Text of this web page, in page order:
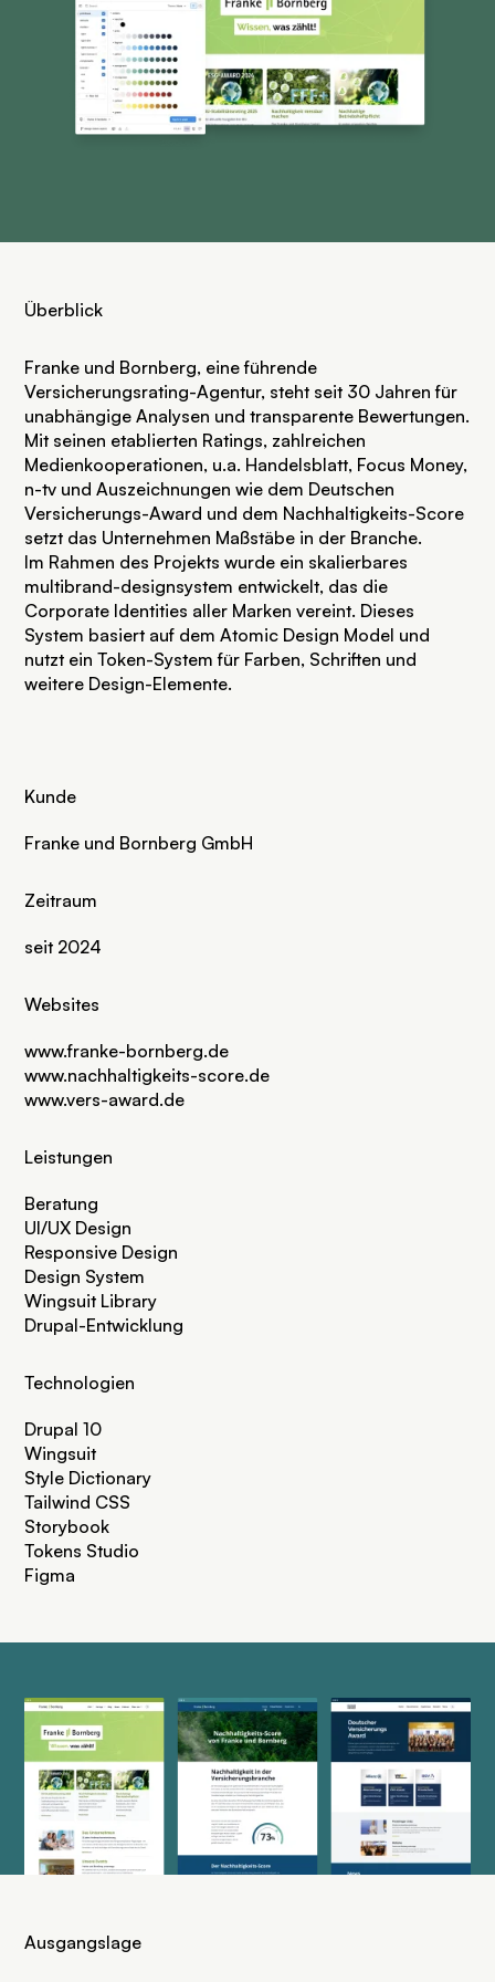
Überblick
Franke und Bornberg, eine führende
Versicherungsrating-Agentur, steht seit 30 Jahren für
unabhängige Analysen und transparente Bewertungen.
Mit seinen etablierten Ratings, zahlreichen
Medienkooperationen, u.a. Handelsblatt, Focus Money,
n-tv und Auszeichnungen wie dem Deutschen
Versicherungs-Award und dem Nachhaltigkeits-Score
setzt das Unternehmen Maßstäbe in der Branche.
Im Rahmen des Projekts wurde ein skalierbares
multibrand-designsystem entwickelt, das die
Corporate Identities aller Marken vereint. Dieses
System basiert auf dem Atomic Design Model und
nutzt ein Token-System für Farben, Schriften und
weitere Design-Elemente.
Kunde
Franke und Bornberg GmbH
Zeitraum
seit 2024
Websites
www.franke-bornberg.de
www.nachhaltigkeits-score.de
www.vers-award.de
Leistungen
Beratung
UI/UX Design
Responsive Design
Design System
Wingsuit Library
Drupal-Entwicklung
Technologien
Drupal 10
Wingsuit
Style Dictionary
Tailwind CSS
Storybook
Tokens Studio
Figma
Ausgangslage